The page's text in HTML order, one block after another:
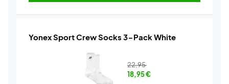
Yonex Sport Crew Socks 3-Pack White
22,95
18,95€